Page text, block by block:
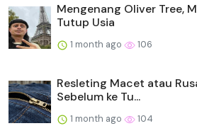
Mengenang Oliver Tree,
Tutup Usia
1 month ago 106
Resleting Macet atau
Sebelum ke Tu...
1 month ago 104